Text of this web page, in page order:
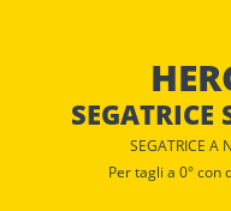
SEGATRICE A
Per tagli a 0° con